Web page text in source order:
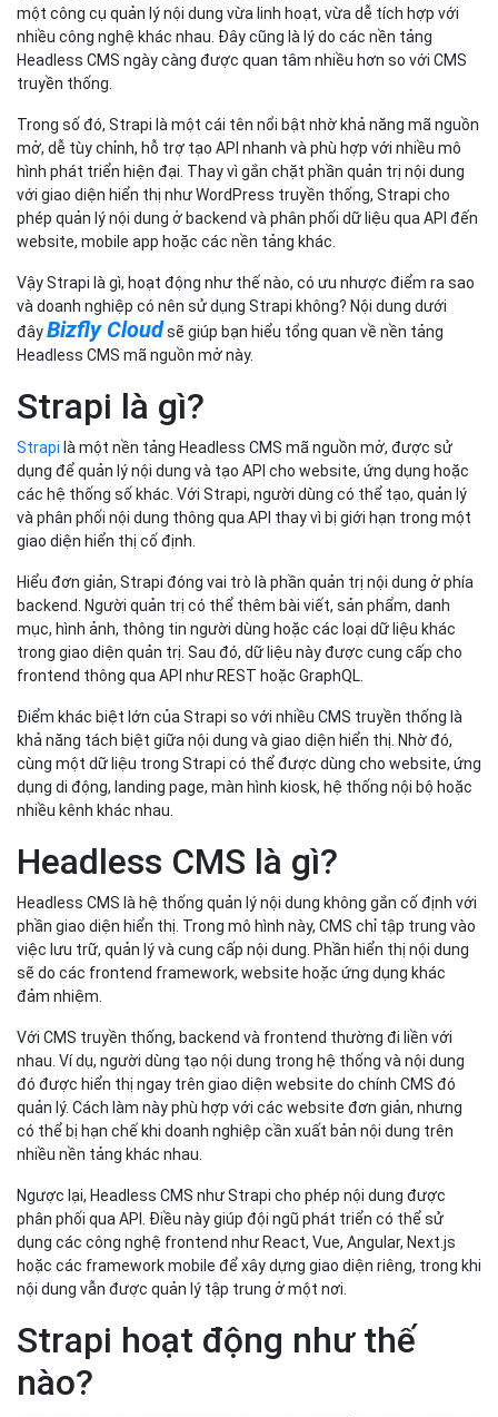
một công cụ quản lý nội dung vừa linh hoạt, vừa dễ tích hợp với
nhiều công nghệ khác nhau. Đây cũng là lý do các nền tảng
Headless CMS ngày càng được quan tâm nhiều hơn so với CMS
truyền thống.
Trong số đó, Strapi là một cái tên nổi bật nhờ khả năng mã nguồn
mở, dễ tùy chỉnh, hỗ trợ tạo API nhanh và phù hợp với nhiều mô
hình phát triển hiện đại. Thay vì gắn chặt phần quản trị nội dung
với giao diện hiển thị như WordPress truyền thống, Strapi cho
phép quản lý nội dung ở backend và phân phối dữ liệu qua API đến
website, mobile app hoặc các nền tảng khác.
Vậy Strapi là gì, hoạt động như thế nào, có ưu nhược điểm ra sao
và doanh nghiệp có nên sử dụng Strapi không? Nội dung dưới
đâyBizfly Cloudsẽ giúp bạn hiểu tổng quan về nền tảng
Headless CMS mã nguồn mở này.
Strapi là gì?
Strapi là một nền tảng Headless CMS mã nguồn mở, được sử
dụng để quản lý nội dung và tạo API cho website, ứng dụng hoặc
các hệ thống số khác. Với Strapi, người dùng có thể tạo, quản lý
và phân phối nội dung thông qua API thay vì bị giới hạn trong một
giao diện hiển thị cố định.
Hiểu đơn giản, Strapi đóng vai trò là phần quản trị nội dung ở phía
backend. Người quản trị có thể thêm bài viết, sản phẩm, danh
mục, hình ảnh, thông tin người dùng hoặc các loại dữ liệu khác
trong giao diện quản trị. Sau đó, dữ liệu này được cung cấp cho
frontend thông qua API như REST hoặc GraphQL.
Điểm khác biệt lớn của Strapi so với nhiều CMS truyền thống là
khả năng tách biệt giữa nội dung và giao diện hiển thị. Nhờ đó,
cùng một dữ liệu trong Strapi có thể được dùng cho website, ứng
dụng di động, landing page, màn hình kiosk, hệ thống nội bộ hoặc
nhiều kênh khác nhau.
Headless CMS là gì?
Headless CMS là hệ thống quản lý nội dung không gắn cố định với
phần giao diện hiển thị. Trong mô hình này, CMS chỉ tập trung vào
việc lưu trữ, quản lý và cung cấp nội dung. Phần hiển thị nội dung
sẽ do các frontend framework, website hoặc ứng dụng khác
đảm nhiệm.
Với CMS truyền thống, backend và frontend thường đi liền với
nhau. Ví dụ, người dùng tạo nội dung trong hệ thống và nội dung
đó được hiển thị ngay trên giao diện website do chính CMS đó
quản lý. Cách làm này phù hợp với các website đơn giản, nhưng
có thể bị hạn chế khi doanh nghiệp cần xuất bản nội dung trên
nhiều nền tảng khác nhau.
Ngược lại, Headless CMS như Strapi cho phép nội dung được
phân phối qua API. Điều này giúp đội ngũ phát triển có thể sử
dụng các công nghệ frontend như React, Vue, Angular, Next.js
hoặc các framework mobile để xây dựng giao diện riêng, trong khi
nội dung vẫn được quản lý tập trung ở một nơi.
Strapi hoạt động như thế
nào?